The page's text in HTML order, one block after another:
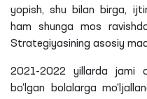
yopish, shu bilan birga,
ham shunga mos
Strategiyasining asosiy
2021-2022 yillarda jami
bo‘lgan bolalarga